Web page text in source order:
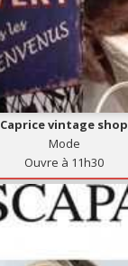
Caprice vintage shop
Mode
Ouvre à 11h30